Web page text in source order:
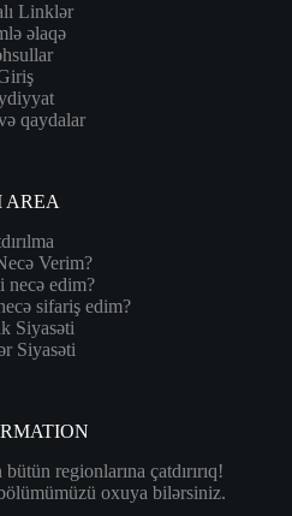
Linklər
əlaqə
qaydalar
AREA
Verim?
necə edim?
sifariş edim?
Siyasəti
Siyasəti
regionlarına çatdırırıq!
oxuya bilərsiniz.